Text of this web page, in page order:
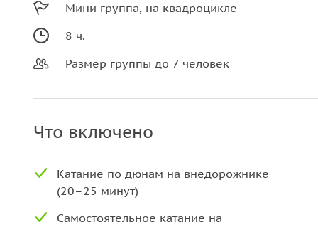
Мини группа, на квадроцикле
8 ч.
Размер группы до 7 человек
Что включено
Катание по дюнам на внедорожнике
(20–25 минут)
Самостоятельное катание на